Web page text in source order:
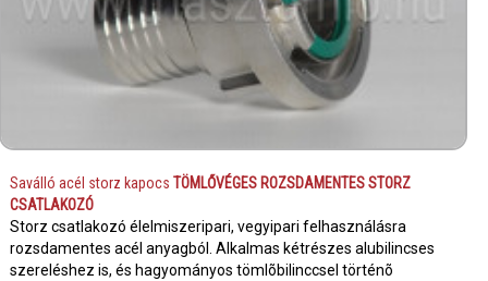
Saválló acél storz kapocs TÖMLŐVÉGES ROZSDAMENTES STORZ
CSATLAKOZÓ
Storz csatlakozó élelmiszeripari, vegyipari felhasználásra
rozsdamentes acél anyagból. Alkalmas kétrészes alubilincses
szereléshez is, és hagyományos tömlõbilinccsel történõ